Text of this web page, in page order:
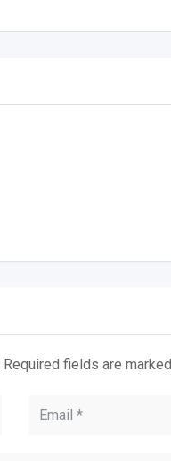
Required fields are marked